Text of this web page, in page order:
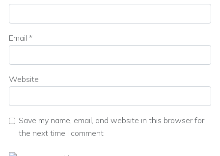
Email *
Website
Save my name, email, and website in this browser for
the next time I comment